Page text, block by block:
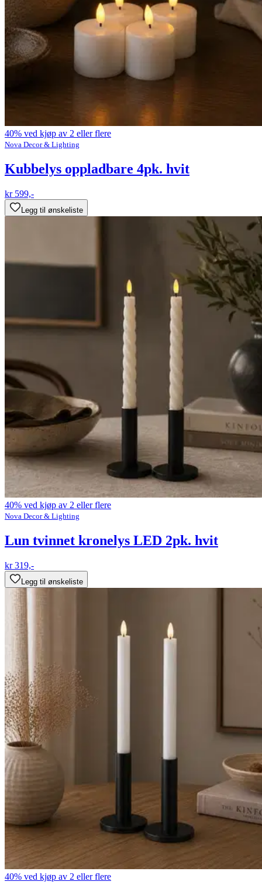
40% ved kjøp av 2 eller flere
Nova Decor & Lighting
Kubbelys oppladbare 4pk. hvit
kr 599,-
Legg til ønskeliste
40% ved kjøp av 2 eller flere
Nova Decor & Lighting
Lun tvinnet kronelys LED 2pk. hvit
kr 319,-
Legg til ønskeliste
40% ved kjøp av 2 eller flere